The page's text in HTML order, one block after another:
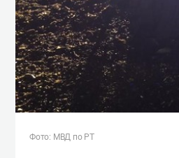
Фото: МВД по РТ